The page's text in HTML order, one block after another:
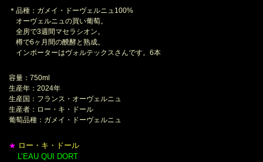
＊品種：ガメイ・ドーヴェルニュ100%
オーヴェルニュの買い葡萄。
全房で3週間マセラシオン。
樽で6ヶ月間の醗酵と熟成。
インポーターはヴォルテックスさんです。6本
容量：750ml
生産年：2024年
生産国：フランス・オーヴェルニュ
生産者：ロー・キ・ドール
葡萄品種：ガメイ・ドーヴェルニュ
★ ロー・キ・ドール
L’EAU QUI DORT